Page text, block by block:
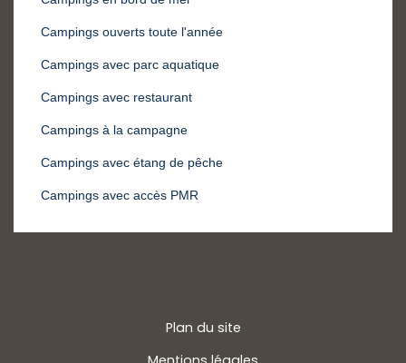
Campings ouverts toute l'année
Campings avec parc aquatique
Campings avec restaurant
Campings à la campagne
Campings avec étang de pêche
Campings avec accès PMR
Plan du site